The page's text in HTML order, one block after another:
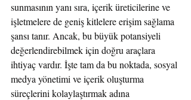
sunmasının yanı sıra, içerik üreticilerine ve
işletmelere de geniş kitlelere erişim sağlama
şansı tanır. Ancak, bu büyük potansiyeli
değerlendirebilmek için doğru araçlara
ihtiyaç vardır. İşte tam da bu noktada, sosyal
medya yönetimi ve içerik oluşturma
süreçlerini kolaylaştırmak adına